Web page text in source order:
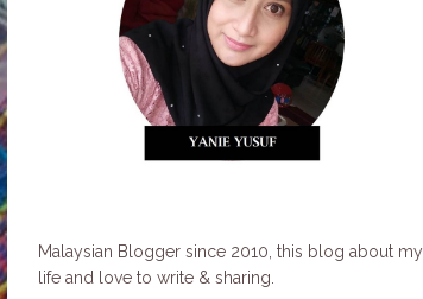
Malaysian Blogger since 2010, this blog about my
life and love to write & sharing.